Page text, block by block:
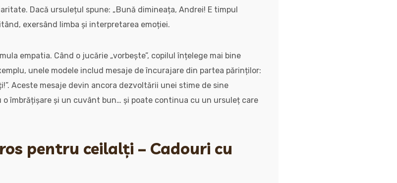
Dacă ursulețul spune: „Bună dimineața, Andrei! E timpul
exersând limba și interpretarea emoției.
empatia. Când o jucărie „vorbește”, copilul înțelege mai bine
unele modele includ mesaje de încurajare din partea părinților:
Aceste mesaje devin ancora dezvoltării unei stime de sine
o îmbrățișare și un cuvânt bun… și poate continua cu un ursuleț care
pentru ceilalți – Cadouri cu